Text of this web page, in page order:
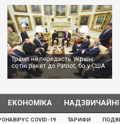
Трамп не передасть Україні
сотні ракет до Patriot, бо у США
...
ЕКОНОМІКА НАДЗВИЧАЙНІ
COVID-19 ТАРИФИ